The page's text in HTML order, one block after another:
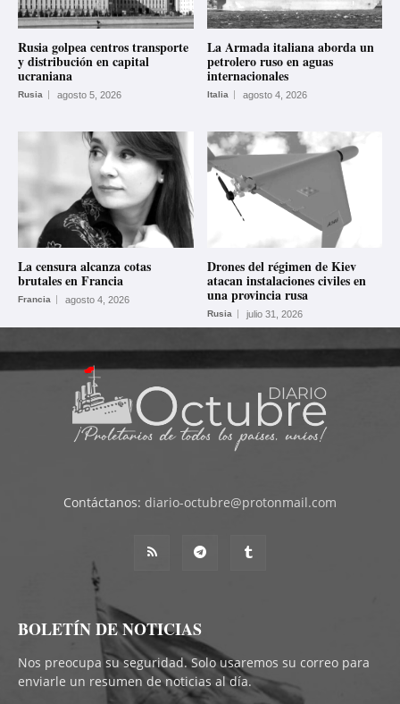
Rusia golpea centros transporte
y distribución en capital
ucraniana
Rusia agosto 5, 2026
La Armada italiana aborda un
petrolero ruso en aguas
internacionales
Italia agosto 4, 2026
La censura alcanza cotas
brutales en Francia
Francia agosto 4, 2026
Drones del régimen de Kiev
atacan instalaciones civiles en
una provincia rusa
Rusia julio 31, 2026
Contáctanos: diario-octubre@protonmail.com
BOLETÍN DE NOTICIAS
Nos preocupa su seguridad. Solo usaremos su correo para
enviarle un resumen de noticias al día.